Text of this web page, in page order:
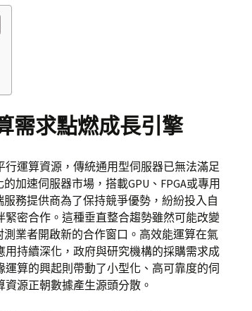
需求點燃成長引擎
運算資源，傳統通用型伺服器已無法滿足
加速伺服器市場，搭載GPU、FPGA或專用
務提供商為了保持競爭優勢，紛紛投入自
密合作。這種垂直整合趨勢雖然可能改變
業者開啟新的合作窗口。高效能運算在氣
持續深化，政府與研究機構的採購需求成
算的興起則帶動了小型化、高可靠度的伺
源正朝數據產生源頭分散。